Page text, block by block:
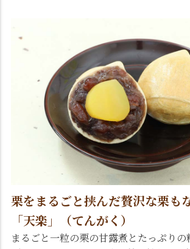
栗をまるごと挟んだ贅沢な栗も
「天楽」（てんがく）
まるごと一粒の栗の甘露煮とたっぷり